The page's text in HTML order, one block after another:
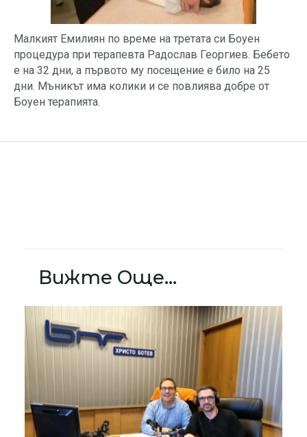
Малкият Емилиян по време на третата си Боуен
процедура при терапевта Радослав Георгиев. Бебето
е на 32 дни, а първото му посещение е било на 25
дни. Мъникът има колики и се повлиява добре от
Боуен терапията.
Вижте Още...